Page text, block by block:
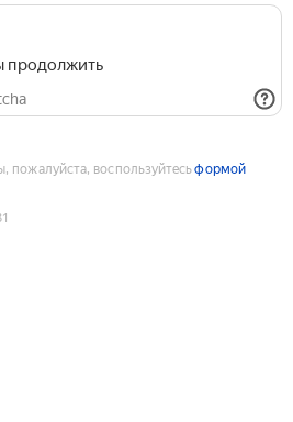
продолжить
пожалуйста, воспользуйтесьформой